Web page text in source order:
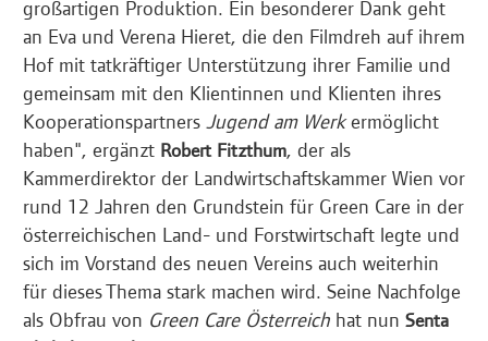
großartigen Produktion. Ein besonderer Dank geht
an Eva und Verena Hieret, die den Filmdreh auf ihrem
Hof mit tatkräftiger Unterstützung ihrer Familie und
gemeinsam mit den Klientinnen und Klienten ihres
Kooperationspartners Jugend am Werkermöglicht
haben", ergänzt Robert Fitzthum, der als
Kammerdirektor der Landwirtschaftskammer Wien vor
rund 12 Jahren den Grundstein für Green Care in der
österreichischen Land- und Forstwirtschaft legte und
sich im Vorstand des neuen Vereins auch weiterhin
für dieses Thema stark machen wird. Seine Nachfolge
als Obfrau von Green Care Österreich hat nun Senta